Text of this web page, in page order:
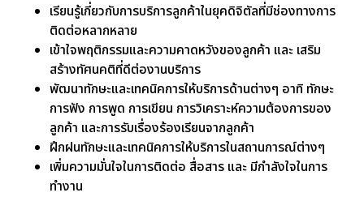
เรียนรู้เกี่ยวกับการบริการลูกค้าในยุคดิจิตัลที่มีช่องทางการ
ติดต่อหลากหลาย
เข้าใจพฤติกรรมและความคาดหวังของลูกค้า และ เสริม
สร้างทัศนคติที่ดีต่องานบริการ
พัฒนาทักษะและเทคนิคการให้บริการด้านต่างๆ อาทิ ทักษะ
การฟัง การพูด การเขียน การวิเคราะห์ความต้องการของ
ลูกค้า และการรับเรื่องร้องเรียนจากลูกค้า
ฝึกฝนทักษะและเทคนิคการให้บริการในสถานการณ์ต่างๆ
เพิ่มความมั่นใจในการติดต่อ สื่อสาร และ มีกำลังใจในการ
ทำงาน